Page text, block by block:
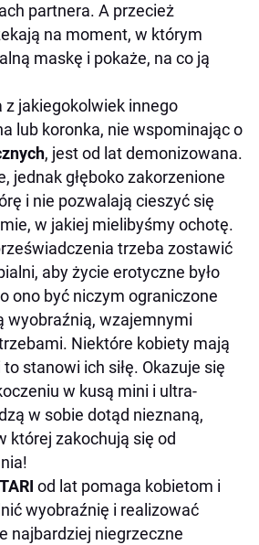
partnera. A przecież
na moment, w którym
maskę i pokaże, na co ją
z jakiegokolwiek innego
lub koronka, nie wspominając o
, jest od lat demonizowana.
jednak głęboko zakorzenione
i nie pozwalają cieszyć się
w jakiej mielibyśmy ochotę.
trzeba zostawić
aby życie erotyczne było
ono być niczym ograniczone
wyobraźnią, wzajemnymi
Niektóre kobiety mają
stanowi ich siłę. Okazuje się
w kusą mini i ultra-
w sobie dotąd nieznaną,
której zakochują się od
od lat pomaga kobietom i
wyobraźnię i realizować
najbardziej niegrzeczne